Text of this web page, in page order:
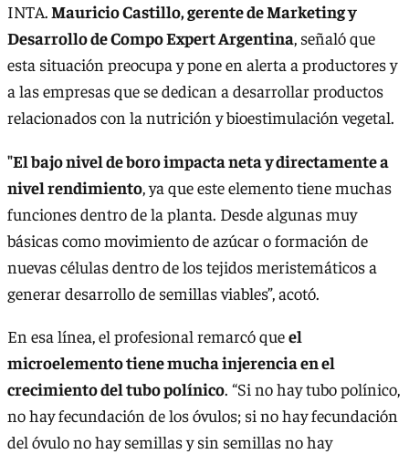
INTA.Mauricio Castillo, gerente de Marketing y
Desarrollo de Compo Expert Argentina, señaló que
esta situación preocupa y pone en alerta a productores y
a las empresas que se dedican a desarrollar productos
relacionados con la nutrición y bioestimulación vegetal.
"El bajo nivel de boro impacta neta y directamente a
nivel rendimiento, ya que este elemento tiene muchas
funciones dentro de la planta. Desde algunas muy
básicas como movimiento de azúcar o formación de
nuevas células dentro de los tejidos meristemáticos a
generar desarrollo de semillas viables”, acotó.
En esa línea, el profesional remarcó queel
microelemento tiene mucha injerencia en el
crecimiento del tubo polínico. “Si no hay tubo polínico,
no hay fecundación de los óvulos; si no hay fecundación
del óvulo no hay semillas y sin semillas no hay